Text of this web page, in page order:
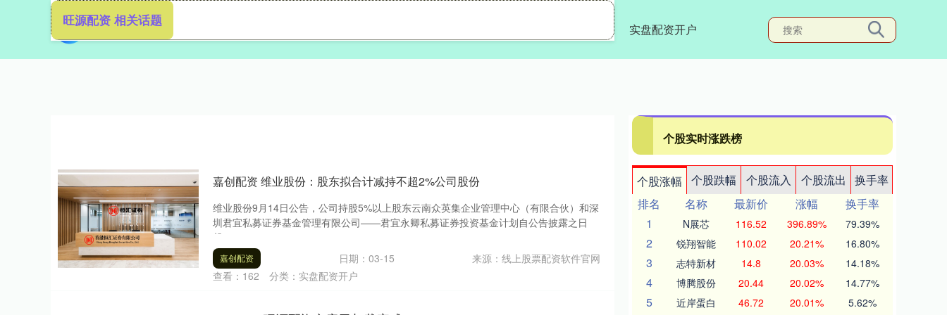
实盘配资开户
旺源配资 相关话题
嘉创配资 维业股份：股东拟合计减持不超2%公司股份
维业股份9月14日公告，公司持股5%以上股东云南众英集企业管理中心（有限合伙）和深
圳君宜私募证券基金管理有限公司——君宜永卿私募证券投资基金计划自公告披露之日
起....
嘉创配资 日期：03-15
来源：线上股票配资软件官网
查看： 162 分类： 实盘配资开户
个股实时涨跌榜
个股涨幅 个股跌幅 个股流入 个股流出
换手率
排名
名称 最新价 涨幅
换手率
1
N展芯 116.52 396.89% 79.39%
2 锐翔智能 110.02 20.21% 16.80%
3 志特新材 14.8 20.03% 14.18%
4 博腾股份 20.44 20.02% 14.77%
5 近岸蛋白 46.72 20.01% 5.62%